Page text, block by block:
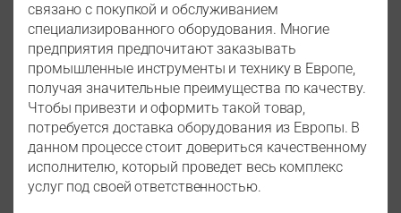
связано с покупкой и обслуживанием
специализированного оборудования. Многие
предприятия предпочитают заказывать
промышленные инструменты и технику в Европе,
получая значительные преимущества по качеству.
Чтобы привезти и оформить такой товар,
потребуется доставка оборудования из Европы. В
данном процессе стоит довериться качественному
исполнителю, который проведет весь комплекс
услуг под своей ответственностью.